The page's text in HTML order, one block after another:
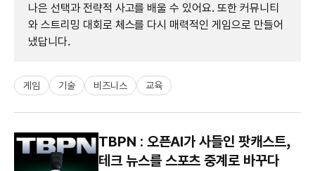
나은 선택과 전략적 사고를 배울 수 있어요. 또한 커뮤니티
와 스트리밍 대회로 체스를 다시 매력적인 게임으로 만들어
냈답니다.
게임 기술 비즈니스 교육
TBPN : 오픈AI가 사들인 팟캐스트,
테크 뉴스를 스포츠 중계로 바꾸다